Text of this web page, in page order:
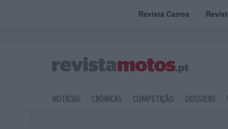
Revista Carros
NOTÍCIAS CRÓNICAS COMPETIÇÃO DOSSIERS